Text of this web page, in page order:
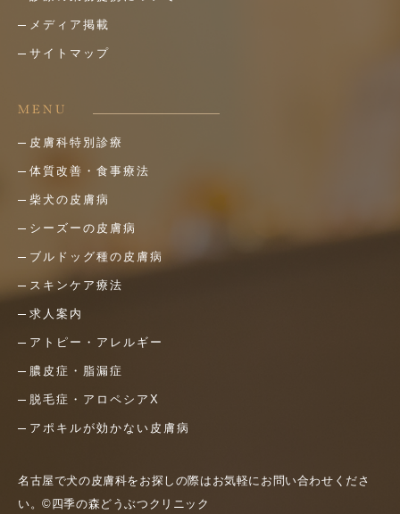
メディア掲載
サイトマップ
MENU
皮膚科特別診療
体質改善・食事療法
柴犬の皮膚病
シーズーの皮膚病
ブルドッグ種の皮膚病
スキンケア療法
求人案内
アトピー・アレルギー
膿皮症・脂漏症
脱毛症・アロペシアX
アポキルが効かない皮膚病
名古屋で犬の皮膚科をお探しの際はお気軽にお問い合わせくださ
い。©四季の森どうぶつクリニック